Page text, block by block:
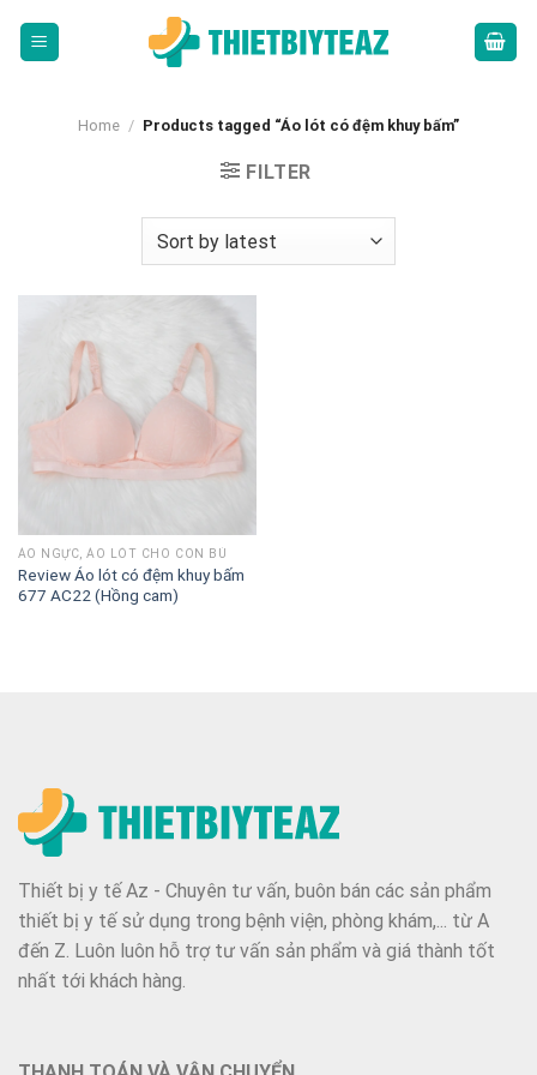
Home / Products tagged “Áo lót có đệm khuy bấm”
FILTER
ÁO NGỰC, ÁO LÓT CHO CON BÚ
Review Áo lót có đệm khuy bấm
677 AC22 (Hồng cam)
Thiết bị y tế Az - Chuyên tư vấn, buôn bán các sản phẩm
thiết bị y tế sử dụng trong bệnh viện, phòng khám,... từ A
đến Z. Luôn luôn hỗ trợ tư vấn sản phẩm và giá thành tốt
nhất tới khách hàng.